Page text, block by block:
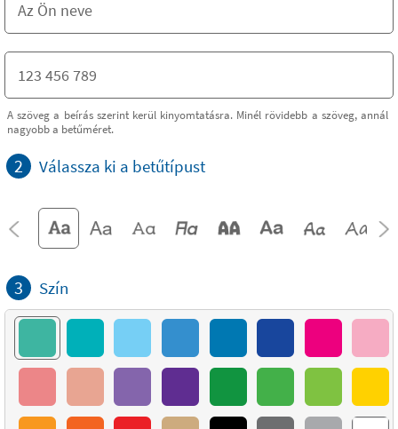
A szöveg a beírás szerint kerül kinyomtatásra. Minél rövidebb a szöveg, annál
nagyobb a betűméret.
2 Válassza ki a betűtípust
3 Szín